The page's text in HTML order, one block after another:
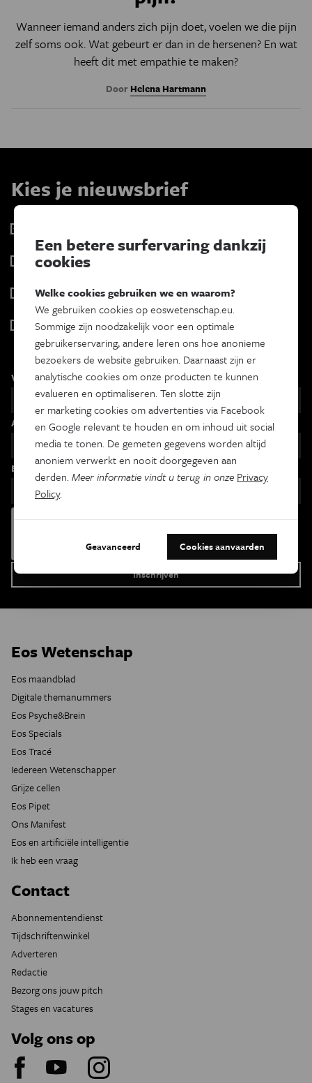
Wanneer iemand anders zich pijn doet, voelen we die pijn
zelf soms ook. Wat gebeurt er dan in de hersenen? En wat
heeft dit met empathie te maken?
Door Helena Hartmann
Kies je nieuwsbrief
2 x week
Tracé
Psyche & brein
Tweewekelijks
Iedereen wetenschapper
Maandelijks
Voornaam
Achternaam
Email
Eos Wetenschap
Eos maandblad
Digitale themanummers
Eos Psyche&Brein
Eos Specials
Eos Tracé
Iedereen Wetenschapper
Grijze cellen
Eos Pipet
Ons Manifest
Eos en artificiële intelligentie
Ik heb een vraag
Contact
Abonnementendienst
Tijdschriftenwinkel
Adverteren
Redactie
Bezorg ons jouw pitch
Stages en vacatures
Volg ons op
Een betere surfervaring dankzij
cookies
Welke cookies gebruiken we en waarom?
We gebruiken cookies op eoswetenschap.eu.
Sommige zijn noodzakelijk voor een optimale
gebruikerservaring, andere leren ons hoe anonieme
bezoekers de website gebruiken. Daarnaast zijn er
analytische cookies om onze producten te kunnen
evalueren en optimaliseren. Ten slotte zijn
er marketing cookies om advertenties via Facebook
en Google relevant te houden en om inhoud uit social
media te tonen. De gemeten gegevens worden altijd
anoniem verwerkt en nooit doorgegeven aan
derden.Meer informatie vindt u terug in onze Privacy
Policy.
Geavanceerd Cookies aanvaarden